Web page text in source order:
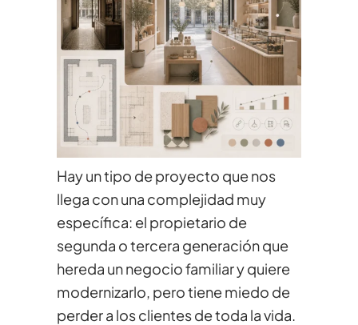
Hay un tipo de proyecto que nos
llega con una complejidad muy
específica: el propietario de
segunda o tercera generación que
hereda un negocio familiar y quiere
modernizarlo, pero tiene miedo de
perder a los clientes de toda la vida.